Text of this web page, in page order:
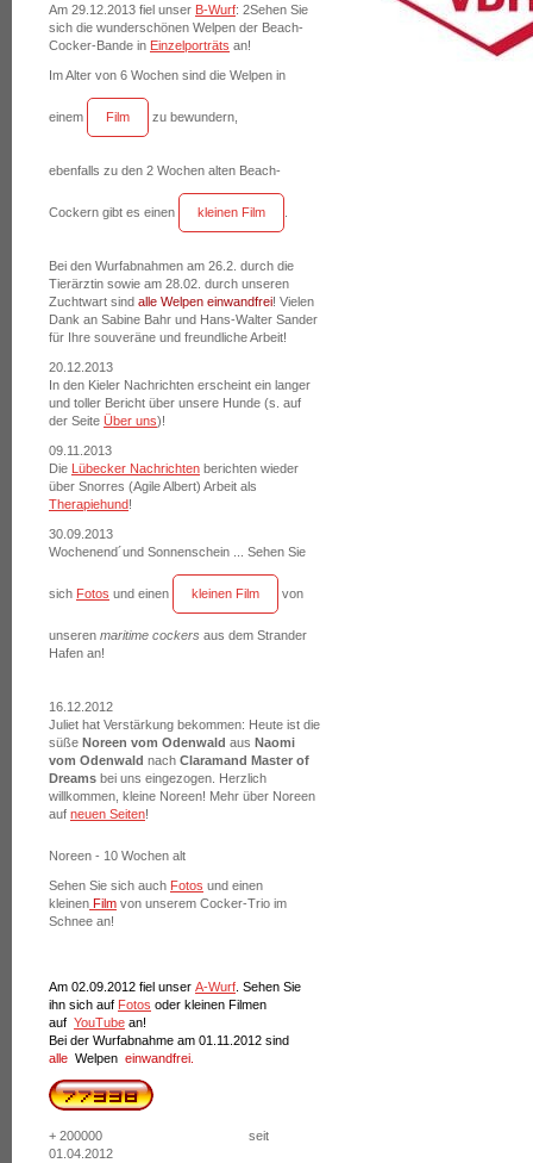
Am 29.12.2013 fiel unser B-Wurf: 2Sehen Sie
sich die wunderschönen Welpen der Beach-
Cocker-Bande in Einzelporträts an!
Im Alter von 6 Wochen sind die Welpen in
einem Film zu bewundern,
ebenfalls zu den 2 Wochen alten Beach-
Cockern gibt es einen kleinen Film
Bei den Wurfabnahmen am 26.2. durch die
Tierärztin sowie am 28.02. durch unseren
Zuchtwart sind alle Welpen einwandfrei! Vielen
Dank an Sabine Bahr und Hans-Walter Sander
für Ihre souveräne und freundliche Arbeit!
20.12.2013
In den Kieler Nachrichten erscheint ein langer
und toller Bericht über unsere Hunde (s. auf
der Seite Über uns)!
09.11.2013
Die
Lübecker Nachrichten berichten wieder
über Snorres (Agile Albert) Arbeit als
Therapiehund!
30.09.2013
Wochenend´und Sonnenschein ... Sehen Sie
sich Fotos und einen kleinen Film von
unseren maritime cockers aus dem Strander
Hafen an!
16.12.2012
Juliet hat Verstärkung bekommen: Heute ist die
süße Noreen vom Odenwald aus Naomi
vom Odenwald nach Claramand Master of
Dreams bei uns eingezogen. Herzlich
willkommen, kleine Noreen! Mehr über Noreen
auf neuen Seiten!
Noreen - 10 Wochen alt
Sehen Sie sich auch Fotos und einen
kleinen Film von unserem Cocker-Trio im
Schnee an!
Am 02.09.2012 fiel unser A-Wurf . Sehen Sie
ihn sich auf Fotos oder kleinen Filmen
auf YouTube an!
Bei der Wurfabnahme am 01.11.2012 sind
alle Welpen einwandfrei.
+ 200000 seit
01.04.2012